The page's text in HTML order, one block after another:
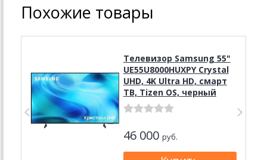
Похожие товары
Телевизор Samsung 55"
UE55U8000HUXPY Crystal
UHD, 4K Ultra HD, смарт
ТВ, Tizen OS, черный
46 000 руб.